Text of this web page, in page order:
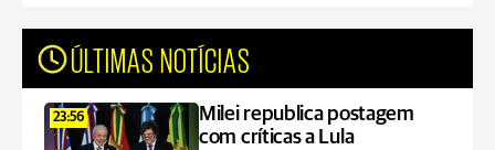
ÚLTIMAS NOTÍCIAS
23:56
Milei republica postagem
com críticas a Lula